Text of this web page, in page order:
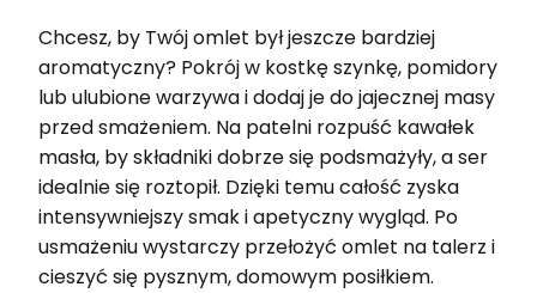
Chcesz, by Twój omlet był jeszcze bardziej
aromatyczny? Pokrój w kostkę szynkę, pomidory
lub ulubione warzywa i dodaj je do jajecznej masy
przed smażeniem. Na patelni rozpuść kawałek
masła, by składniki dobrze się podsmażyły, a ser
idealnie się roztopił. Dzięki temu całość zyska
intensywniejszy smak i apetyczny wygląd. Po
usmażeniu wystarczy przełożyć omlet na talerz i
cieszyć się pysznym, domowym posiłkiem.